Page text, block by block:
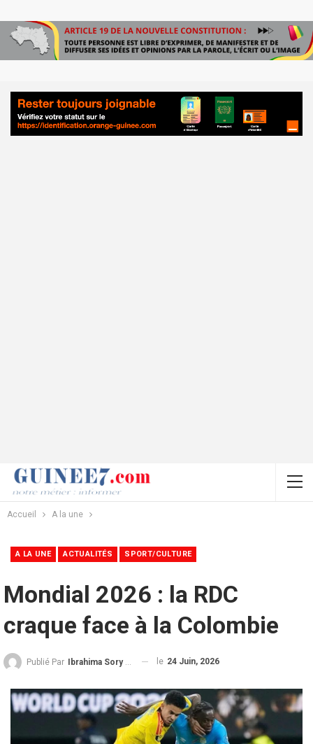
Accueil A la une
A LA UNE ACTUALITÉS SPORT/CULTURE
Mondial 2026 : la RDC
craque face à la Colombie
Publié Par Ibrahima Sory Diallo le 24 Juin, 2026